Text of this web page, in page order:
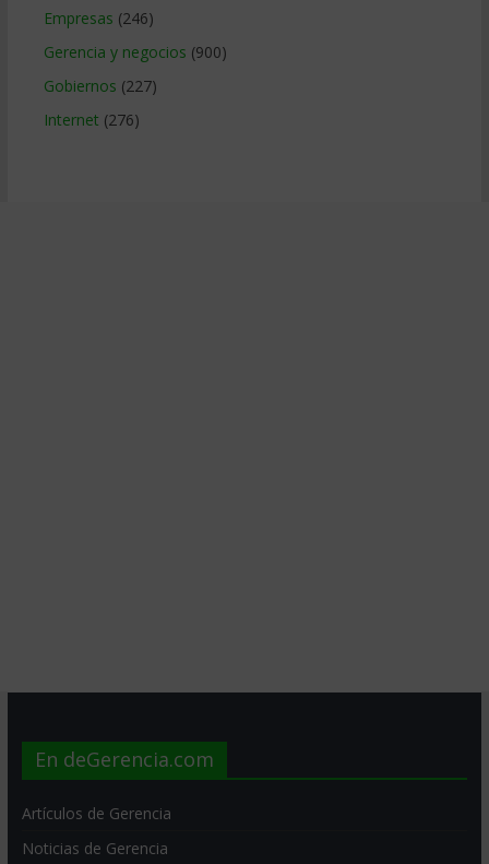
Empresas (246)
Gerencia y negocios (900)
Gobiernos (227)
Internet (276)
En deGerencia.com
Artículos de Gerencia
Noticias de Gerencia